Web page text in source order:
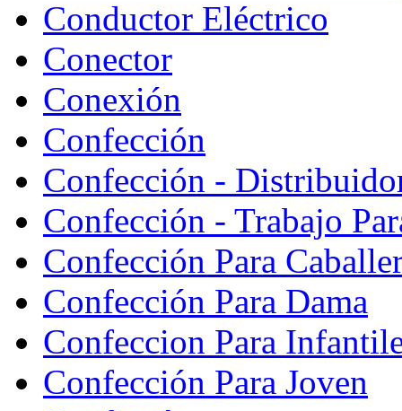
Conductor Eléctrico
Conector
Conexión
Confección
Confección -
Confección - Trabajo
Confección Para
Confección Para Dama
Confeccion Para
Confección Para Joven